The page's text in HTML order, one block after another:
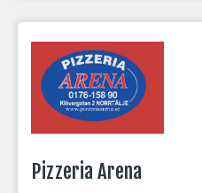
Pizzeria Arena